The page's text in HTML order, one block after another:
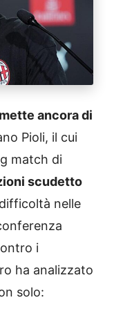
mette ancora di
Pioli, il cui
match di
scudetto
nelle
i
ha analizzato
solo: